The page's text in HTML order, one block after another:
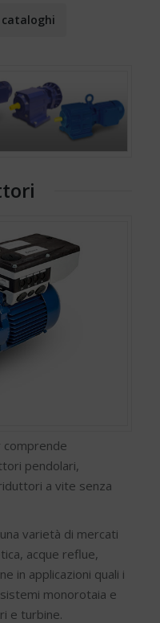
cataloghi
comprende
pendolari,
a vite senza
varietà di mercati
acque reflue,
in applicazioni quali i
monorotaia e
e turbine.